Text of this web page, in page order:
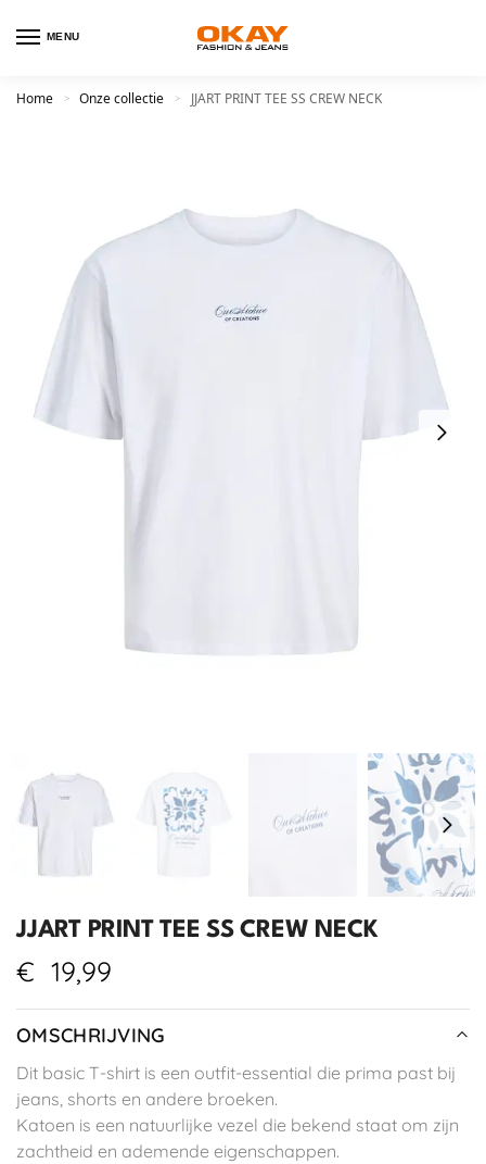
MENU
Home > Onze collectie > JJART PRINT TEE SS CREW NECK
JJART PRINT TEE SS CREW NECK
€ 19,99
OMSCHRIJVING
Dit basic T-shirt is een outfit-essential die prima past bij
jeans, shorts en andere broeken.
Katoen is een natuurlijke vezel die bekend staat om zijn
zachtheid en ademende eigenschappen.